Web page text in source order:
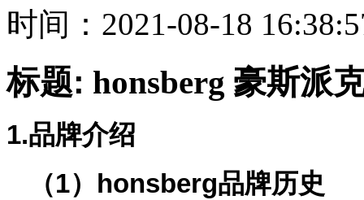
时间：2021-08-18
标题: honsberg 豪斯派
1.品牌介绍
（1） honsberg品牌历史